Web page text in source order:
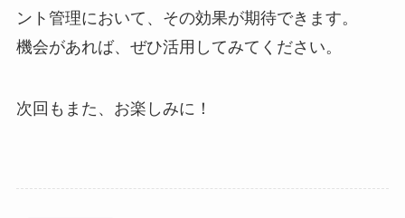
ント管理において、その効果が期待できます。
機会があれば、ぜひ活用してみてください。
次回もまた、お楽しみに！